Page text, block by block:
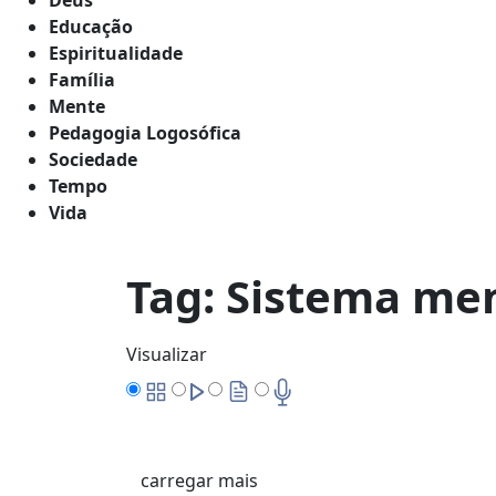
Educação
Espiritualidade
Família
Mente
Pedagogia Logosófica
Sociedade
Tempo
Vida
Tag: Sistema
Visualizar
carregar mais